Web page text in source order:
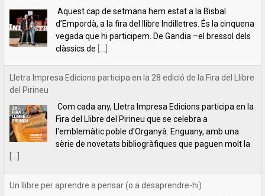
Com cada any, Lletra Impresa Edicions participa en la
Fira del Llibre del Pirineu que se celebra a
l'emblemàtic poble d'Organyà. Enguany, amb una
sèrie de novetats bibliogràfiques que paguen molt la
Un llibre per aprendre a pensar (o a desaprendre-hi)
Un llibre per aprendre a pensar (o a desaprendre-
hi)L’editorial Lletra Impresa acaba de publicar un llibre
que fa que pensar: Per què pensem el que pensem,
de Vicent Botella i[...]
presentació de la novel·la Les descàrregues del caçador, de Rafael
Chirbes, a Gandia